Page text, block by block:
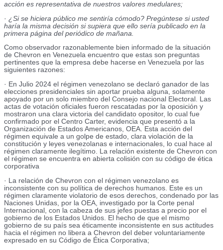
acción es representativa de nuestros valores medulares;
· ¿Si se hiciera público me sentiría cómodo? Pregúntese si usted
haría la misma decisión si supiera que ello sería publicado en la
primera página del periódico de mañana.
Como observador razonablemente bien informado de la situación
de Chevron en Venezuela encuentro que estas son preguntas
pertinentes que la empresa debe hacerse en Venezuela por las
siguientes razones:
· En Julio 2024 el régimen venezolano se declaró ganador de las
elecciones presidenciales sin aportar prueba alguna, solamente
apoyado por un solo miembro del Consejo nacional Electoral. Las
actas de votación oficiales fueron rescatadas por la oposición y
mostraron una clara victoria del candidato opositor, lo cual fue
confirmado por el Centro Carter, evidencia que presentó a la
Organización de Estados Americanos, OEA. Esta acción del
régimen equivale a un golpe de estado, clara violación de la
constitución y leyes venezolanas e internacionales, lo cual hace al
régimen claramente ilegítimo. La relación existente de Chevron con
el régimen se encuentra en abierta colisión con su código de ética
corporativa
· La relación de Chevron con el régimen venezolano es
inconsistente con su política de derechos humanos. Este es un
régimen claramente violatorio de esos derechos, condenado por las
Naciones Unidas, por la OEA, investigado por la Corte penal
Internacional, con la cabeza de sus jefes puestas a precio por el
gobierno de los Estados Unidos. El hecho de que el mismo
gobierno de su país sea éticamente inconsistente en sus actitudes
hacia el régimen no libera a Chevron del deber voluntariamente
expresado en su Código de Ética Corporativa;